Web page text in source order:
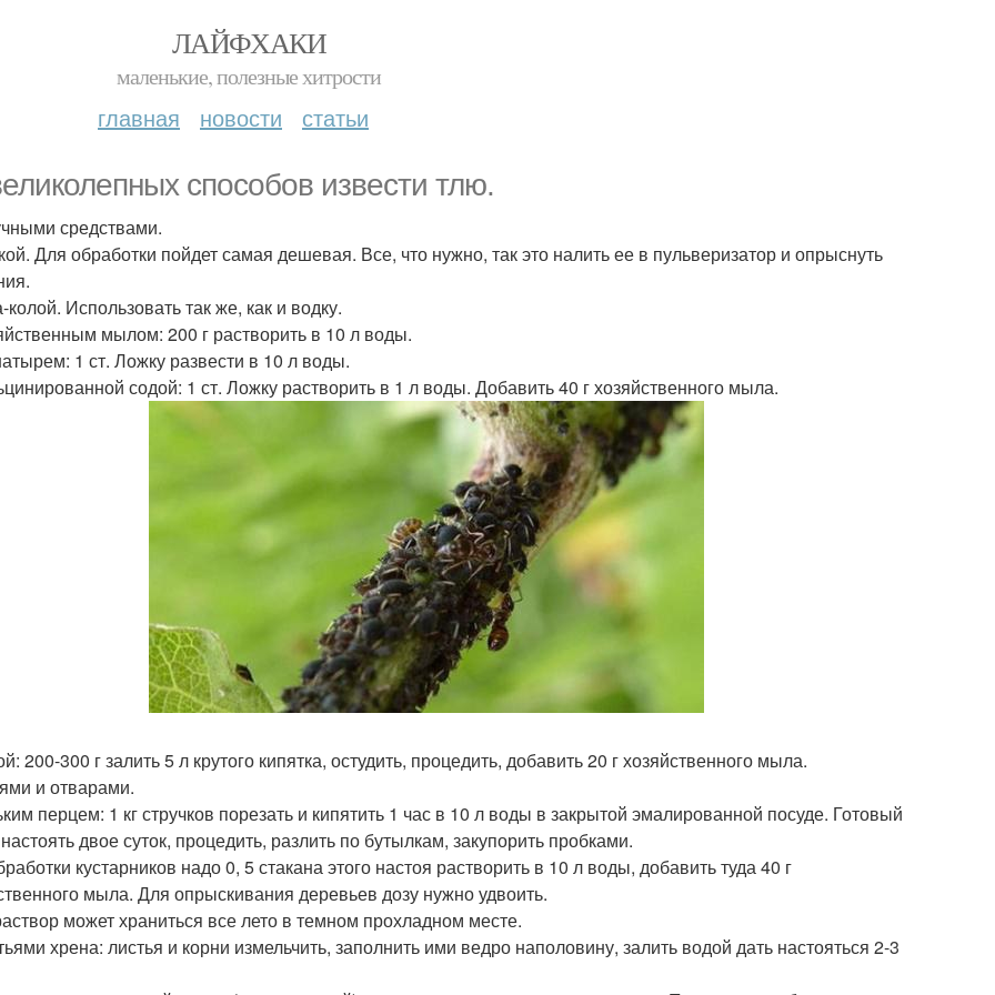
ЛАЙФХАКИ
маленькие, полезные хитрости
главная новости статьи
способов извести тлю.
средствами.
Для обработки пойдет самая дешевая. Все, что нужно, так это налить ее в пульверизатор и опрыснуть
колой. Использовать так же, как и водку.
мылом: 200 г растворить в 10 л воды.
1 ст. Ложку развести в 10 л воды.
содой: 1 ст. Ложку растворить в 1 л воды. Добавить 40 г хозяйственного мыла.
200-300 г залить 5 л крутого кипятка, остудить, процедить, добавить 20 г хозяйственного мыла.
и отварами.
перцем: 1 кг стручков порезать и кипятить 1 час в 10 л воды в закрытой эмалированной посуде. Готовый
двое суток, процедить, разлить по бутылкам, закупорить пробками.
кустарников надо 0, 5 стакана этого настоя растворить в 10 л воды, добавить туда 40 г
мыла. Для опрыскивания деревьев дозу нужно удвоить.
может храниться все лето в темном прохладном месте.
хрена: листья и корни измельчить, заполнить ими ведро наполовину, залить водой дать настояться 2-3